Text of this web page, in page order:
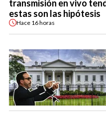
transmisión en vivo
estas son las hipótesis
Hace 16 horas